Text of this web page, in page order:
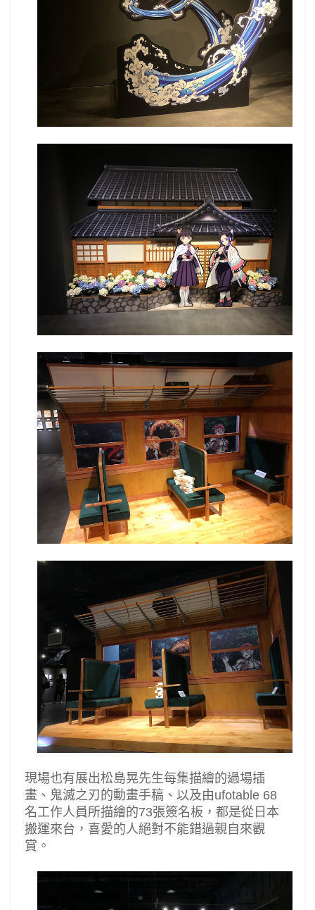
現場也有展出松島晃先生每集描繪的過場插
畫、鬼滅之刃的動畫手稿、以及由ufotable 68
名工作人員所描繪的73張簽名板，都是從日本
搬運來台， 喜愛的人絕對不能錯過親自來觀
賞。